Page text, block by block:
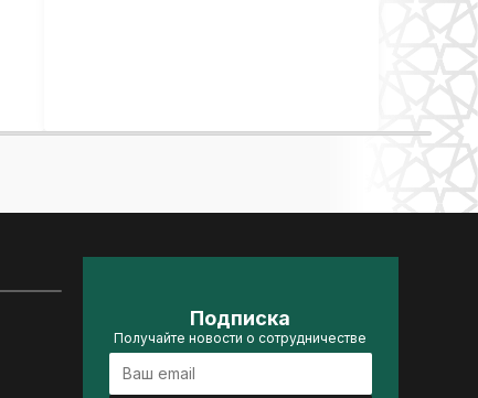
Подписка
Получайте новости о сотрудничестве